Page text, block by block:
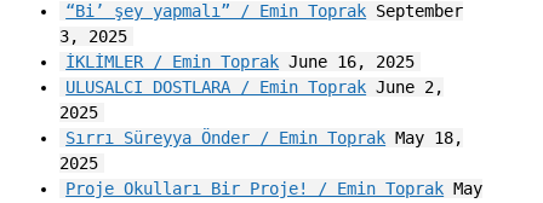
“Bi’ şey yapmalı” / Emin Toprak September
3, 2025
İKLİMLER / Emin Toprak June 16, 2025
ULUSALCI DOSTLARA / Emin Toprak June 2,
2025
Sırrı Süreyya Önder / Emin Toprak May 18,
2025
Proje Okulları Bir Proje! / Emin Toprak May